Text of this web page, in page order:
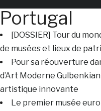
Portugal
[DOSSIER] Tour du
de musées et lieux de
Pour sa réouverture
d’Art Moderne
artistique innovante
Le premier musée